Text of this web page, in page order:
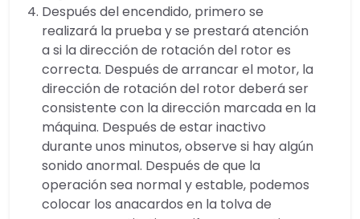
Después del encendido, primero se
realizará la prueba y se prestará atención
a si la dirección de rotación del rotor es
correcta. Después de arrancar el motor, la
dirección de rotación del rotor deberá ser
consistente con la dirección marcada en la
máquina. Después de estar inactivo
durante unos minutos, observe si hay algún
sonido anormal. Después de que la
operación sea normal y estable, podemos
colocar los anacardos en la tolva de